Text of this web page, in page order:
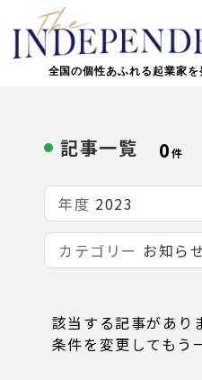
全国の個性あふれる起業家を
記事一覧 0件
年度
カテゴリー
該当する記事があり
条件を変更してもう